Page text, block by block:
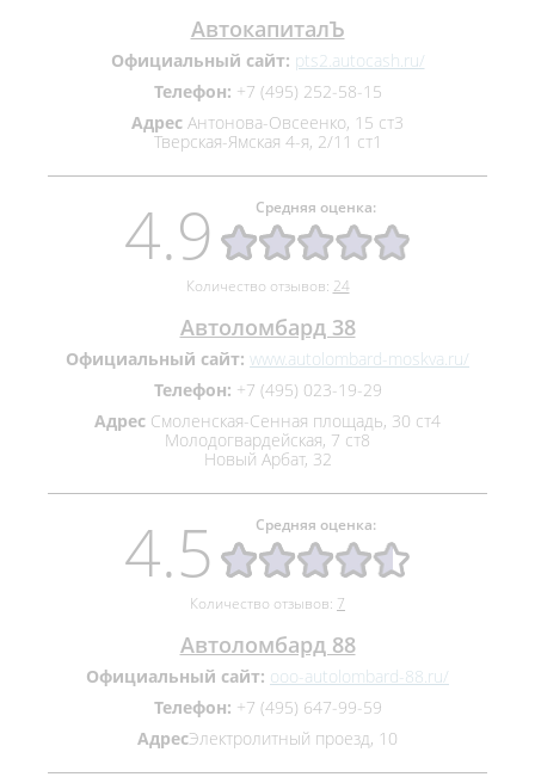
АвтокапиталЪ
Официальный сайт: pts2.autocash.ru/
Телефон: +7 (495) 252‒58‒15
Адрес Антонова-Овсеенко, 15 ст3
Тверская-Ямская 4-я, 2/11 ст1
Средняя оценка:
4.9
Количество отзывов: 24
Автоломбард 38
Официальный сайт: www.autolombard-moskva.ru/
Телефон: +7 (495) 023‒19‒29
Адрес Смоленская-Сенная площадь, 30 ст4
Молодогвардейская, 7 ст8
Новый Арбат, 32
Средняя оценка:
4.5
Количество отзывов: 7
Автоломбард 88
Официальный сайт: ooo-autolombard-88.ru/
Телефон: +7 (495) 647‒99‒59
Адрес​Электролитный проезд, 10